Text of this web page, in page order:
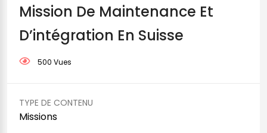
Mission De Maintenance Et
D’intégration En Suisse
500 Vues
TYPE DE CONTENU
Missions